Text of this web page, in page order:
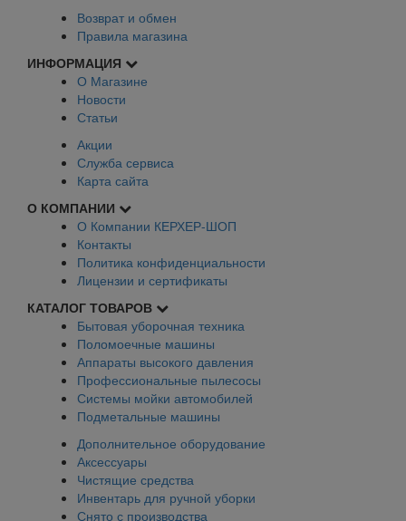
Возврат и обмен
Правила магазина
ИНФОРМАЦИЯ
О Магазине
Новости
Статьи
Акции
Служба сервиса
Карта сайта
О КОМПАНИИ
О Компании КЕРХЕР-ШОП
Контакты
Политика конфиденциальности
Лицензии и сертификаты
КАТАЛОГ ТОВАРОВ
Бытовая уборочная техника
Поломоечные машины
Аппараты высокого давления
Профессиональные пылесосы
Системы мойки автомобилей
Подметальные машины
Дополнительное оборудование
Аксессуары
Чистящие средства
Инвентарь для ручной уборки
Снято с производства